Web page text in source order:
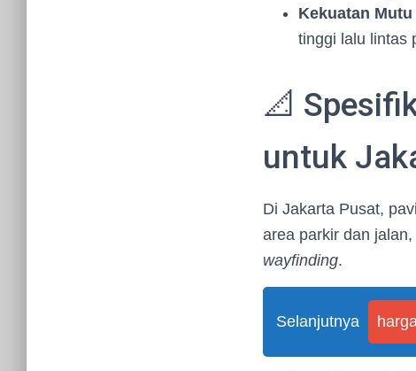
Kekuatan
tinggi lalu lintas
📐
untuk
Di Jakarta Pusat,
area parkir dan
wayfinding.
Selanjutnya